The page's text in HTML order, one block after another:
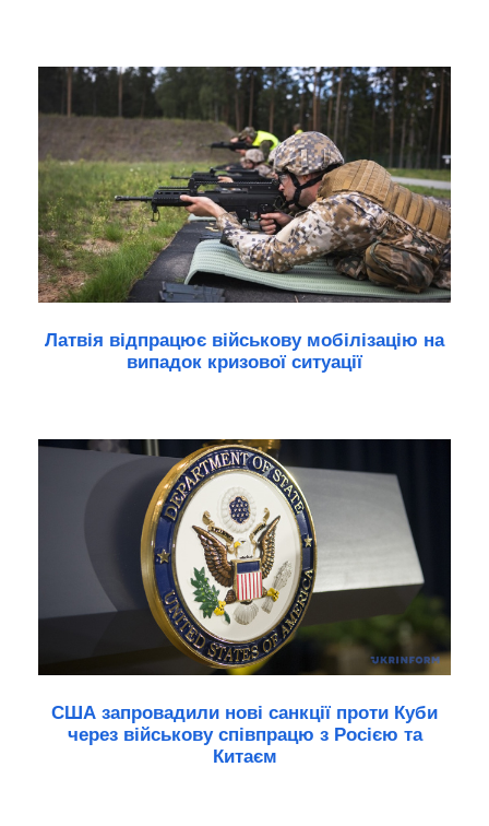
Латвія відпрацює військову мобілізацію на
випадок кризової ситуації
США запровадили нові санкції проти Куби
через військову співпрацю з Росією та
Китаєм